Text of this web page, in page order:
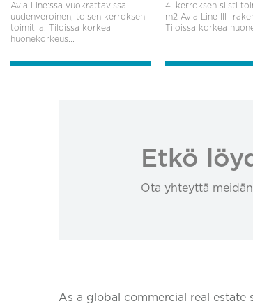
Avia Line:ssa vuokrattavissa
uudenveroinen, toisen kerroksen
toimitila. Tiloissa korkea
huonekorkeus...
4. kerroksen siisti
m2 Avia Line III -
Tiloissa korkea
Etkö
Ota yhteyttä
As a global commercial real estate